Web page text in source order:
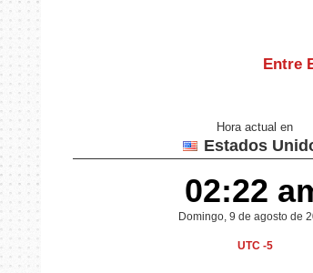
Entre
Hora actual en
Estados
02:22
Domingo, 9 de agosto de
UTC -5